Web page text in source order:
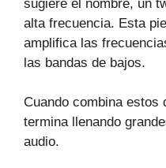
sugiere el nombre, un
alta frecuencia. Esta
amplifica las
las bandas de bajos.
Cuando combina estos
termina llenando
audio.